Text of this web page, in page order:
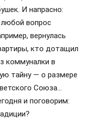
И напрасно:
вопрос
вернулась
кто дотащил
коммуналки в
тайну — о размере
Союза…
и поговорим: